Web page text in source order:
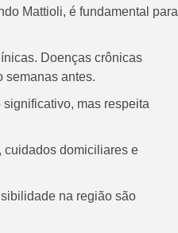
Mattioli, é fundamental para
Doenças crônicas
semanas antes.
mas respeita
cuidados domiciliares e
na região são